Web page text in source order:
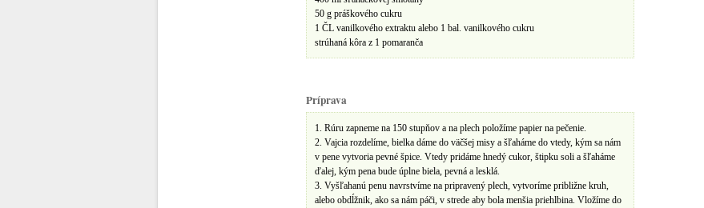
50 g práškového cukru
1 ČL vanilkového extraktu alebo 1 bal. vanilkového cukru
strúhaná kôra z 1 pomaranča
Príprava
1. Rúru zapneme na 150 stupňov a na plech položíme papier na pečenie.
2. Vajcia rozdelíme, bielka dáme do väčšej misy a šľaháme do vtedy, kým sa nám
v pene vytvoria pevné špice. Vtedy pridáme hnedý cukor, štipku soli a šľaháme
ďalej, kým pena bude úplne biela, pevná a lesklá.
3. Vyšľahanú penu navrstvíme na pripravený plech, vytvoríme približne kruh,
alebo obdĺžnik, ako sa nám páči, v strede aby bola menšia priehlbina. Vložíme do